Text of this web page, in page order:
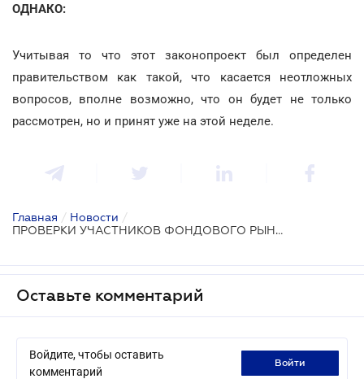
ОДНАКО:
Учитывая то что этот законопроект был определен
правительством как такой, что касается неотложных
вопросов, вполне возможно, что он будет не только
рассмотрен, но и принят уже на этой неделе.
Главная / Новости /
ПРОВЕРКИ УЧАСТНИКОВ ФОНДОВОГО РЫНКА
Оставьте комментарий
Войдите, чтобы оставить
комментарий
войти